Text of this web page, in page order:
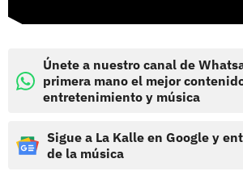
Únete a nuestro canal de
primera mano el mejor
entretenimiento y música
Sigue a La Kalle en Google y
de la música